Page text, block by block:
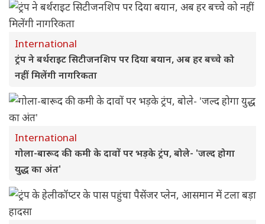
International
ट्रंप ने बर्थराइट सिटीजनशिप पर दिया बयान, अब हर बच्चे को
नहीं मिलेंगी नागरिकता
International
गोला-बारूद की कमी के दावों पर भड़के ट्रंप, बोले- 'जल्द होगा
युद्ध का अंत'